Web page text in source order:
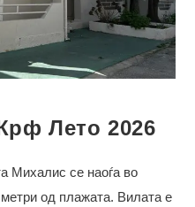
Лето 2026
Михалис се наоѓа во
од плажата. Вилата е